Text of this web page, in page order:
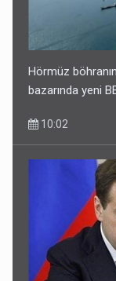
DİQQƏTLİ
09:25
Azərbaycan
8 Avqust 23:33
Hörmüz
bazarında yeni
10:02